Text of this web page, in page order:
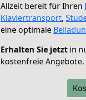
Allzeit bereit für Ihren
Klaviertransport,
eine optimale
Erhalten Sie jetzt in
kostenfreie Angebote.